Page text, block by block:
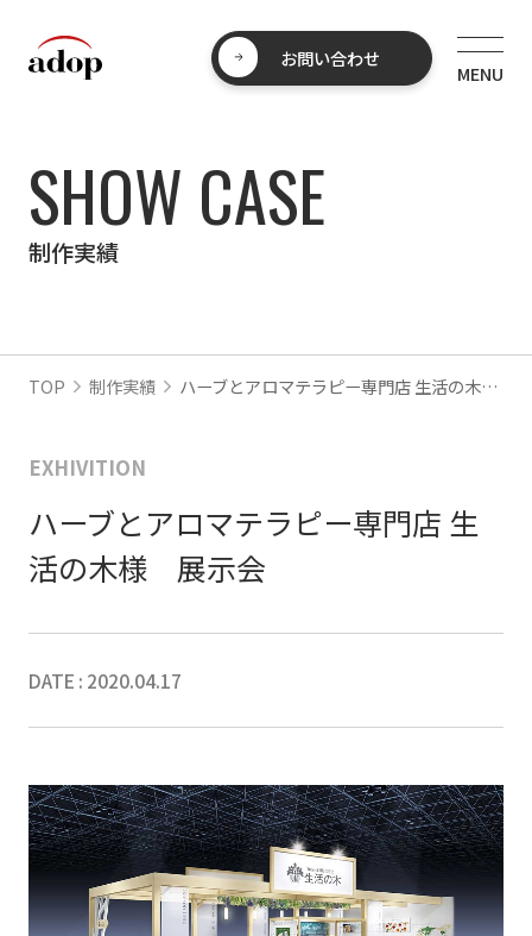
お問い合わせ
SHOW CASE
制作実績
TOP 制作実績 ハーブとアロマテラピー専門店 生活の木様 展示会
EXHIVITION
ハーブとアロマテラピー専門店 生
活の木様 展示会
DATE : 2020.04.17